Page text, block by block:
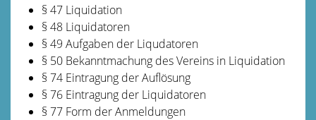
§ 47 Liquidation
§ 48 Liquidatoren
§ 49 Aufgaben der Liqudatoren
§ 50 Bekanntmachung des Vereins in Liquidation
§ 74 Eintragung der Auflösung
§ 76 Eintragung der Liquidatoren
§ 77 Form der Anmeldungen